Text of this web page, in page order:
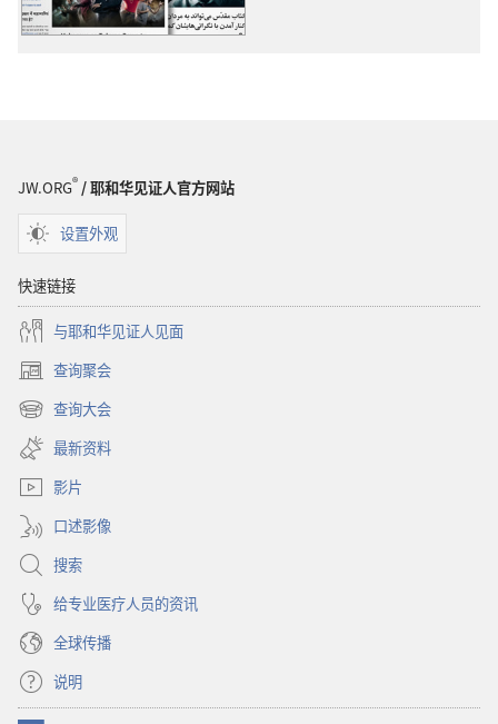
JW.ORG®/ 耶和华见证人官方网站
设置外观
快速链接
与耶和华见证人见面
查询聚会
（打
开
新
窗
口）
查询大会
（打
开
新
窗
最新资料
影片
口述影像
搜索
给专业医疗人员的资讯
全球传播
说明